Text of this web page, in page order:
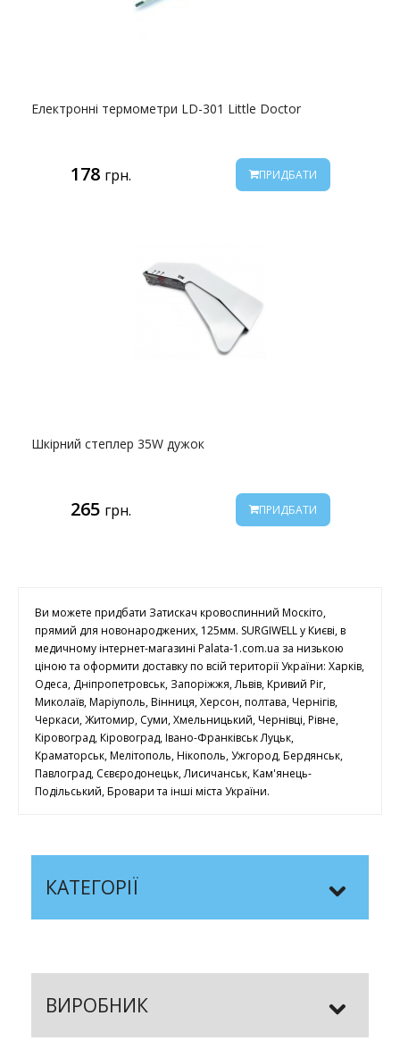
Електронні термометри LD-301 Little Doctor
178 грн. ПРИДБАТИ
Шкірний степлер 35W дужок
265 грн. ПРИДБАТИ
Ви можете придбати Затискач кровоспинний Москіто,
прямий для новонароджених, 125мм. SURGIWELL у Києві, в
медичному інтернет-магазині Palata-1.com.ua за низькою
ціною та оформити доставку по всій території України: Харків,
Одеса, Дніпропетровськ, Запоріжжя, Львів, Кривий Ріг,
Миколаїв, Маріуполь, Вінниця, Херсон, полтава, Чернігів,
Черкаси, Житомир, Суми, Хмельницький, Чернівці, Рівне,
Кіровоград, Кіровоград, Івано-Франківськ Луцьк,
Краматорськ, Мелітополь, Нікополь, Ужгород, Бердянськ,
Павлоград, Сєвєродонецьк, Лисичанськ, Кам'янець-
Подільський, Бровари та інші міста України.
КАТЕГОРІЇ
ВИРОБНИК